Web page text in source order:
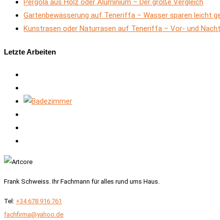
Pergola aus Holz oder Aluminium – Der große Vergleich
Gartenbewässerung auf Teneriffa – Wasser sparen leicht
Kunstrasen oder Naturrasen auf Teneriffa – Vor- und
Letzte Arbeiten
Frank Schweiss. Ihr Fachmann für alles rund ums Haus.
Tel: +34 678 916 761
fachfirma@yahoo.de